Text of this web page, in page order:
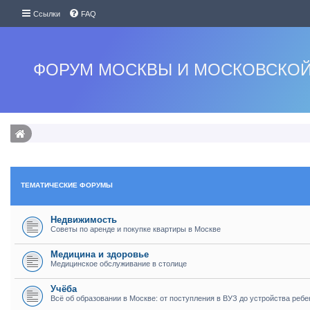
Ссылки FAQ
ФОРУМ МОСКВЫ И
ТЕМАТИЧЕСКИЕ ФОРУМЫ
Недвижимость
Советы по аренде и покупке квартиры в Москве
Медицина и здоровье
Медицинское обслуживание в столице
Учёба
Всё об образовании в Москве: от поступления в ВУЗ до устройства